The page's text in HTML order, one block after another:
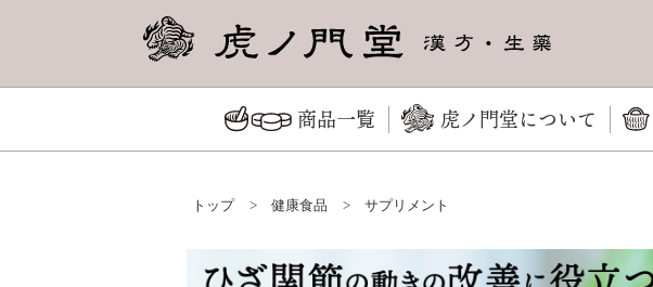
商品一覧 虎ノ門堂について
トップ > 健康食品 > サプリメント